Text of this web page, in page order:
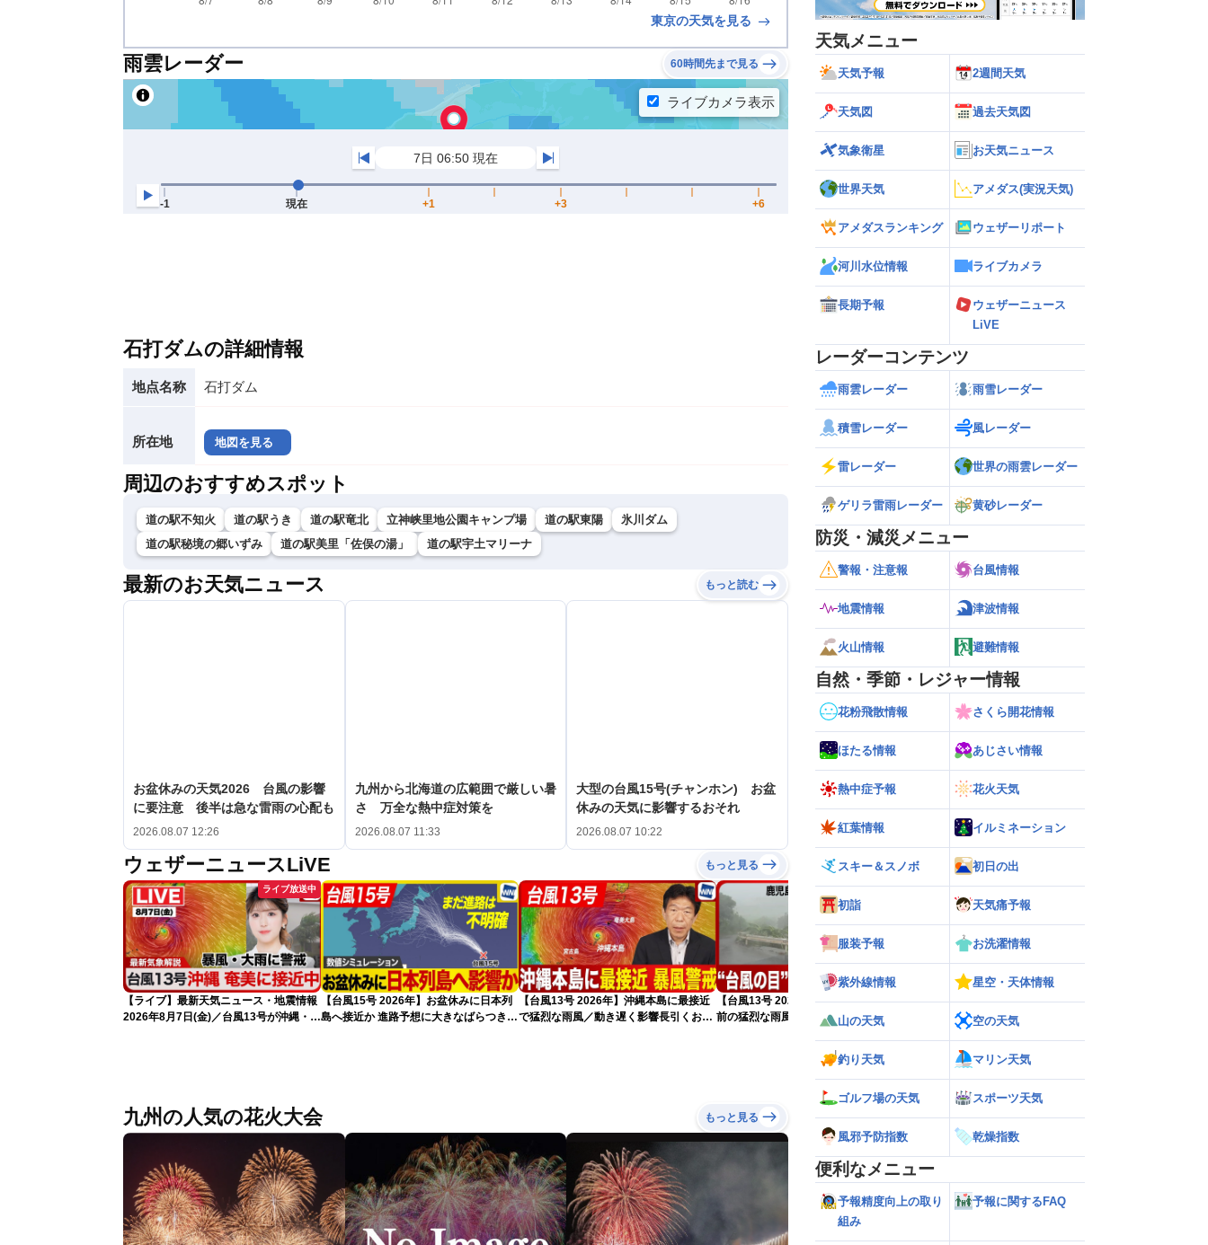
東京の天気を見る
雨雲レーダー 60時間先まで見る
石打ダムの詳細情報
地点名称 石打ダム
所在地 地図を見る
周辺のおすすめスポット
道の駅不知火 道の駅うき 道の駅竜北 立神峡里地公園キャンプ場 道の駅東陽
氷川ダム
道の駅秘境の郷いずみ
道の駅美里「佐俣の湯」 道の駅宇土マリーナ
最新のお天気ニュース もっと読む
お盆休みの天気2026 台風の影響
に要注意 後半は急な雷雨の心配も
2026.08.07 12:26
九州から北海道の広範囲で厳しい暑
さ 万全な熱中症対策を
2026.08.07 11:33
大型の台風15号(チャンホン) お盆
休みの天気に影響するおそれ
2026.08.07 10:22
ウェザーニュースLiVE もっと見る
ライブ放送中
【ライブ】最新天気ニュース・地震情報
2026年8月7日(金)／台風13号が沖縄・奄
【台風15号 2026年】お盆休みに日本列
島へ接近か 進路予想に大きなばらつき
【台風13号 2026年】沖縄本島に最接近
で猛烈な雨風／動き遅く影響長引くおそ
【台風13号 2026年】台風の目に入る直
前の猛烈な雨風 最大瞬間風速42.2m/s観
【台風13号 2026】大型で強い台風13号
が沖縄・奄美に最接近 暴風や大雨警戒
（7日10時現在）
九州の人気の花火大会 もっと見る
天気メニュー
天気予報 2週間天気
天気図 過去天気図
気象衛星 お天気ニュース
世界天気 アメダス(実況天気)
アメダスランキング ウェザーリポート
河川水位情報 ライブカメラ
長期予報
ウェザーニュース
LiVE
レーダーコンテンツ
雨雲レーダー 雨雪レーダー
積雪レーダー 風レーダー
雷レーダー 世界の雨雲レーダー
ゲリラ雷雨レーダー 黄砂レーダー
防災・減災メニュー
警報・注意報 台風情報
地震情報 津波情報
火山情報 避難情報
自然・季節・レジャー情報
花粉飛散情報 さくら開花情報
ほたる情報 あじさい情報
熱中症予報 花火天気
紅葉情報 イルミネーション
スキー＆スノボ 初日の出
初詣 天気痛予報
服装予報 お洗濯情報
紫外線情報 星空・天体情報
山の天気 空の天気
釣り天気 マリン天気
ゴルフ場の天気 スポーツ天気
風邪予防指数 乾燥指数
便利なメニュー
予報精度向上の取り
組み
予報に関するFAQ